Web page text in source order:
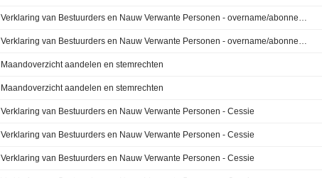
Verklaring van Bestuurders en Nauw Verwante Personen - overname/abonnement
Verklaring van Bestuurders en Nauw Verwante Personen - overname/abonnement
Maandoverzicht aandelen en stemrechten
Maandoverzicht aandelen en stemrechten
Verklaring van Bestuurders en Nauw Verwante Personen - Cessie
Verklaring van Bestuurders en Nauw Verwante Personen - Cessie
Verklaring van Bestuurders en Nauw Verwante Personen - Cessie